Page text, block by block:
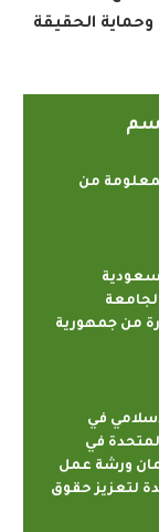
الحقيقة
من
من جمهورية
في
في
ورشة عمل
لتعزيز حقوق